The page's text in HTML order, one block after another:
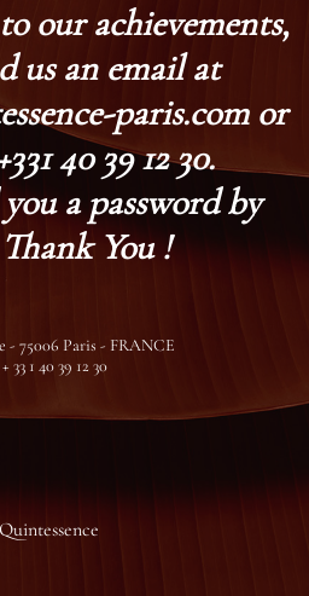
our achievements,
us an email at
paris.com or
40 39 12 30.
a password by
You !
- 75006 Paris - FRANCE
33 1 40 39 12 30